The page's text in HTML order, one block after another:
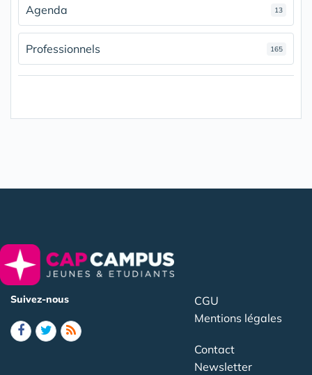
Agenda 13
Professionnels 165
Suivez-nous
CGU
Mentions légales
Contact
Newsletter